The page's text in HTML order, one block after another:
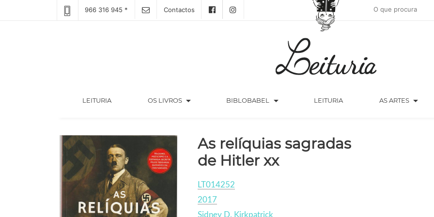
966 316 945 * Contactos
LEITURIA(CURRENT) OS LIVROS arrow_drop_down BIBLOBABEL arrow_drop_down LEITURIA AS ARTES arrow_drop_down
As relíquias sagradas
de Hitler xx
LT014252
2017
Sidney D. Kirkpatrick